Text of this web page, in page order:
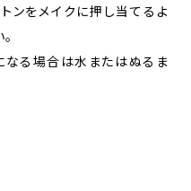
ンをメイクに押し当てるよ
なる場合は水またはぬるま